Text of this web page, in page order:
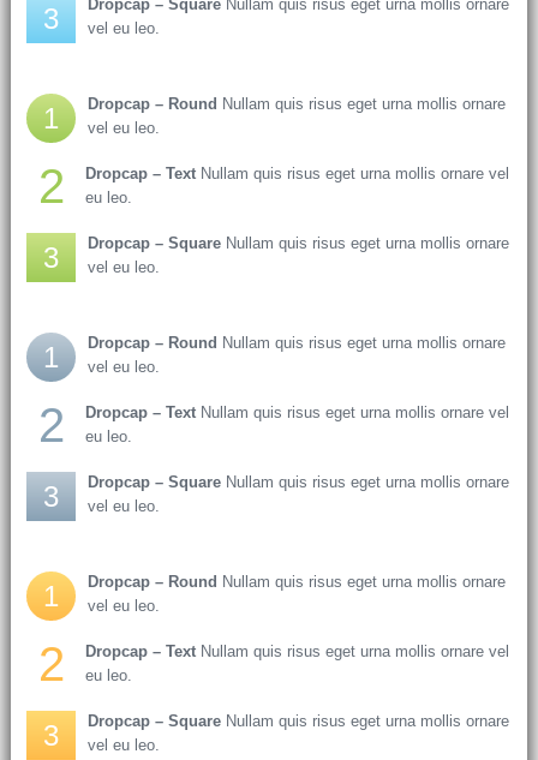
3 Dropcap – SquareNullam quis risus eget urna mollis ornare
vel eu leo.
1 Dropcap – Round Nullam quis risus eget urna mollis ornare
vel eu leo.
2 Dropcap – TextNullam quis risus eget urna mollis ornare vel
eu leo.
3 Dropcap – SquareNullam quis risus eget urna mollis ornare
vel eu leo.
1 Dropcap – Round Nullam quis risus eget urna mollis ornare
vel eu leo.
2 Dropcap – TextNullam quis risus eget urna mollis ornare vel
eu leo.
3 Dropcap – SquareNullam quis risus eget urna mollis ornare
vel eu leo.
1 Dropcap – Round Nullam quis risus eget urna mollis ornare
vel eu leo.
2 Dropcap – TextNullam quis risus eget urna mollis ornare vel
eu leo.
3 Dropcap – SquareNullam quis risus eget urna mollis ornare
vel eu leo.